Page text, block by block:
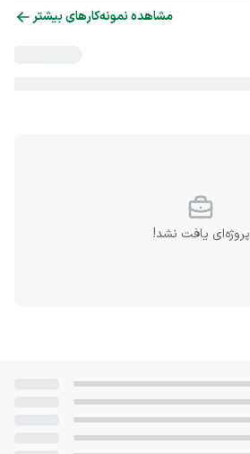
مشاهده نمونه‌کارهای بیشتر
پروژه‌ای یافت نشد!